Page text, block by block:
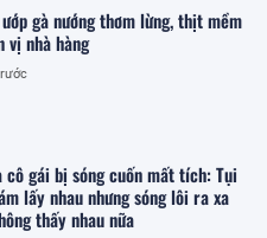
gà nướng thơm lừng, thịt mềm
vị nhà hàng
cô gái bị sóng cuốn mất tích: Tụi
lấy nhau nhưng sóng lôi ra xa
thấy nhau nữa